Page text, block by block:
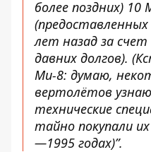
более поздних) 10
(предоставленных
лет назад за
давних долгов).
Ми-8: думаю,
вертолётов
технические
тайно покупали
—1995 годах)”.